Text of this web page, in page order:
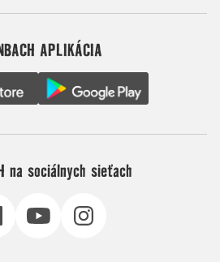
APLIKÁCIA
na sociálnych sieťach